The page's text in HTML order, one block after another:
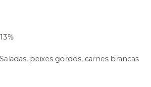
13%
Saladas, peixes gordos, carnes brancas